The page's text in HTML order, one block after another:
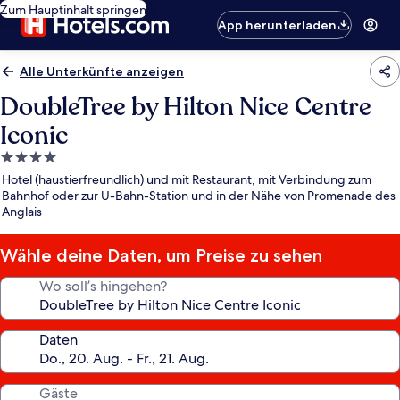
Zum Hauptinhalt springen
App herunterladen
Alle Unterkünfte anzeigen
DoubleTree by Hilton Nice Centre
Iconic
4.0-
Sterne-
Unterkunft
Hotel (haustierfreundlich) und mit Restaurant, mit Verbindung zum
Bahnhof oder zur U-Bahn-Station und in der Nähe von Promenade des
Anglais
Wähle deine Daten, um Preise zu sehen
Wo soll’s hingehen?
Daten
Gäste